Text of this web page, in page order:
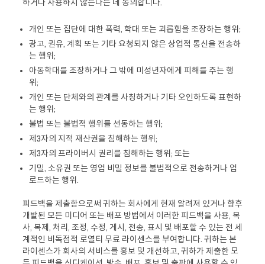
하거나 사용하지 않는다는 데 동의합니다.
개인 또는 집단에 대한 폭력, 학대 또는 괴롭힘을 조장하는 행위;
광고, 권유, 계획 또는 기타 요청되지 않은 상업적 통신을 전송하
는 행위;
아동학대를 조장하거나 그 밖에 미성년자에게 피해를 주는 행
위;
개인 또는 단체와의 관계를 사칭하거나 기타 오인하도록 표현하
는 행위;
불법 또는 불법적 행위를 선동하는 행위;
제3자의 지적 재산권을 침해하는 행위;
제3자의 프라이버시 권리를 침해하는 행위; 또는
기밀, 소유권 또는 영업 비밀 정보를 불법적으로 전송하거나 업
로드하는 행위.
피드백을 제출함으로써 귀하는 회사에게 현재 알려져 있거나 향후
개발된 모든 미디어 또는 배포 방법에서 이러한 피드백을 사용, 복
사, 복제, 처리, 조정, 수정, 게시, 전송, 표시 및 배포할 수 있는 전 세
계적인 비독점적 로열티 무료 라이센스를 부여합니다. 귀하는 본
라이센스가 회사의 서비스를 홍보 및 개선하고, 귀하가 제출한 모